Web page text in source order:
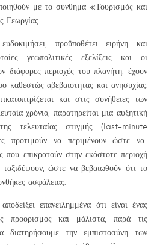
με το σύνθημα «Τουρισμός και
Γεωργίας.
προϋποθέτει ειρήνη και
γεωπολιτικές εξελίξεις και οι
διάφορες περιοχές του πλανήτη, έχουν
καθεστώς αβεβαιότητας και ανησυχίας.
και στις συνήθειες των
χρόνια, παρατηρείται μια αυξητική
τελευταίας στιγμής (last-minute
προτιμούν να περιμένουν ώστε να
που επικρατούν στην εκάστοτε περιοχή
ώστε να βεβαιωθούν ότι το
ασφάλειας.
επανειλημμένα ότι είναι ένας
προορισμός και μάλιστα, παρά τις
διατηρήσουμε την εμπιστοσύνη των